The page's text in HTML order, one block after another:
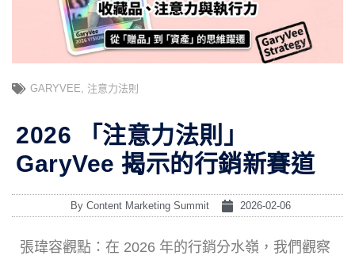
GARYVEE, 注意力法則
2026 「注意力法則」
GaryVee 揭示的行銷新賽道
By Content Marketing Summit 2026-02-06
張瑋容觀點：在 2026 年的行銷分水嶺，我們觀察